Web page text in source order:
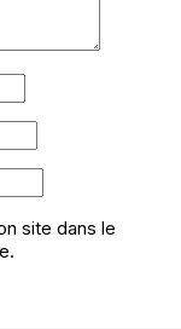
site dans le